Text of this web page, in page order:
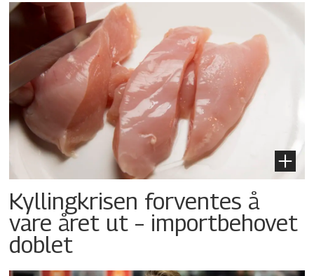
Kyllingkrisen forventes å
vare året ut – importbehovet
doblet